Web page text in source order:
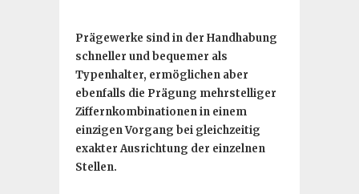
Prägewerke sind in der Handhabung
schneller und bequemer als
Typenhalter, ermöglichen aber
ebenfalls die Prägung mehrstelliger
Ziffernkombinationen in einem
einzigen Vorgang bei gleichzeitig
exakter Ausrichtung der einzelnen
Stellen.